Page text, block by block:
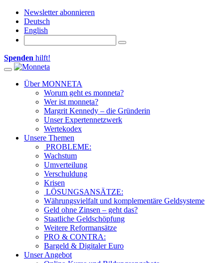
Newsletter abonnieren
Deutsch
English
Spenden hilft!
Toggle navigation
Über MONNETA
Worum geht es monneta?
Wer ist monneta?
Margrit Kennedy – die Gründerin
Unser Expertennetzwerk
Wertekodex
Unsere Themen
PROBLEME:
Wachstum
Umverteilung
Verschuldung
Krisen
LÖSUNGSANSÄTZE:
Währungsvielfalt und komplementäre Geldsysteme
Geld ohne Zinsen – geht das?
Staatliche Geldschöpfung
Weitere Reformansätze
PRO & CONTRA:
Bargeld & Digitaler Euro
Unser Angebot